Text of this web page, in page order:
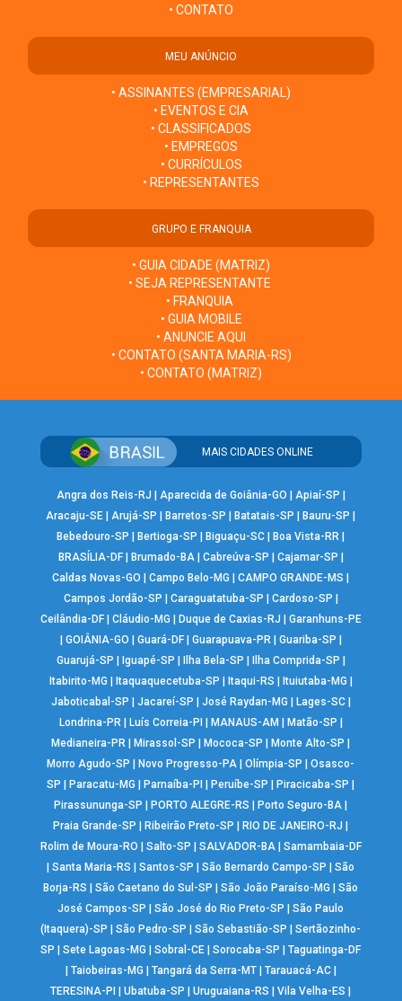
• CONTATO
MEU ANÚNCIO
• ASSINANTES (EMPRESARIAL)
• EVENTOS E CIA
• CLASSIFICADOS
• EMPREGOS
• CURRÍCULOS
• REPRESENTANTES
GRUPO E FRANQUIA
• GUIA CIDADE (MATRIZ)
• SEJA REPRESENTANTE
• FRANQUIA
• GUIA MOBILE
• ANUNCIE AQUI
• CONTATO (SANTA MARIA-RS)
• CONTATO (MATRIZ)
MAIS CIDADES ONLINE
Angra dos Reis-RJ Aparecida de Goiânia-GO Apiaí-SP
Aracaju-SE |Arujá-SP Barretos-SP Batatais-SP Bauru-SP
Bebedouro-SP
Bertioga-SP Biguaçu-SC Boa Vista-RR
BRASÍLIA-DF| Brumado-BA| Cabreúva-SP Cajamar-SP
Caldas Novas-GO
|Campo Belo-MG |CAMPO GRANDE-MS
Campos Jordão-SP
Caraguatatuba-SP Cardoso-SP
Ceilândia-DF| Cláudio-MG Duque de Caxias-RJ
Garanhuns-PE
GOIÂNIA-GO Guará-DF| Guarapuava-PR| Guariba-SP
Guarujá-SP
Iguapé-SP Ilha Bela-SP Ilha Comprida-SP
Itabirito-MG
Itaquaquecetuba-SP Itaqui-RS Ituiutaba-MG
Jaboticabal-SP
Jacareí-SP José Raydan-MG Lages-SC|
Londrina-PR| Luís Correia-PI MANAUS-AM Matão-SP
Medianeira-PR
Mirassol-SP Mococa-SP Monte Alto-SP
Morro Agudo-SP
Novo Progresso-PA |Olímpia-SP |Osasco-
SP
Paracatu-MG Parnaíba-PI Peruíbe-SP Piracicaba-SP
Pirassununga-SP
PORTO ALEGRE-RS Porto Seguro-BA
Praia Grande-SP
Ribeirão Preto-SP RIO DE JANEIRO-RJ
Rolim de Moura-RO
Salto-SP SALVADOR-BA| Samambaia-DF
|Santa Maria-RS |Santos-SP |São Bernardo Campo-SP |São
Borja-RS
|São Caetano do Sul-SP |São João Paraíso-MG |São
José Campos-SP
|São José do Rio Preto-SP |São Paulo
(Itaquera)-SP
|São Pedro-SP |São Sebastião-SP |Sertãozinho-
SP
|Sete Lagoas-MG |Sobral-CE |Sorocaba-SP |Taguatinga-DF
Taiobeiras-MG Tangará da Serra-MT| Tarauacá-AC|
TERESINA-PI
|Ubatuba-SP |Uruguaiana-RS |Vila Velha-ES